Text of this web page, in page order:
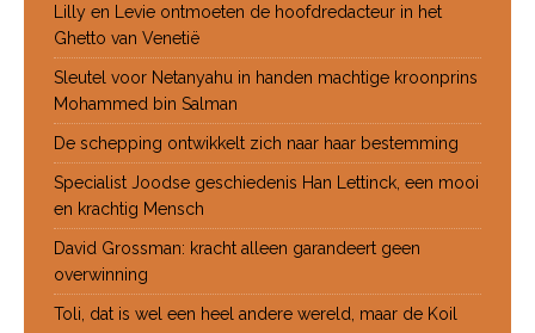
Lilly en Levie ontmoeten de hoofdredacteur in het
Ghetto van Venetië
Sleutel voor Netanyahu in handen machtige kroonprins
Mohammed bin Salman
De schepping ontwikkelt zich naar haar bestemming
Specialist Joodse geschiedenis Han Lettinck, een mooi
en krachtig Mensch
David Grossman: kracht alleen garandeert geen
overwinning
Toli, dat is wel een heel andere wereld, maar de Koil